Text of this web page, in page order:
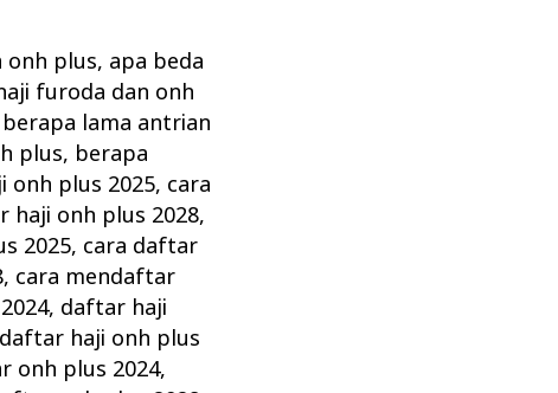
onh plus, apa beda
furoda dan onh
berapa lama antrian
plus, berapa
onh plus 2025, cara
haji onh plus 2028,
2025, cara daftar
, cara mendaftar
, daftar haji
daftar haji onh plus
onh plus 2024,